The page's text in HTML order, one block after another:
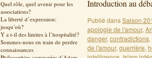
Quel rôle, quel avenir pour les
associations?
La liberté d’expression:
jusqu’où?
Y a t-il des limites à l’hospitalité?
Sommes-nous en train de perdre
connaissances
Introduction au
Publié dansSaison
apologie de l'amour,
danger, contradictions,
de l'amour, guerrière,